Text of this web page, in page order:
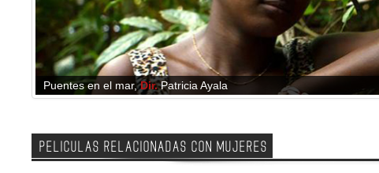
Puentes en el mar,Dir.Patricia Ayala
PELICULAS RELACIONADAS CON MUJERES